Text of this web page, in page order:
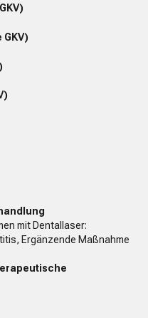
mit Dentallaser:
Ergänzende Maßnahme